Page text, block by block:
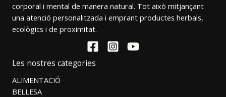
corporal i mental de manera natural. Tot això mitjançant
una atenció personalitzada i emprant productes herbals,
ecològics i de proximitat.
Les nostres categories
ALIMENTACIÓ
BELLESA